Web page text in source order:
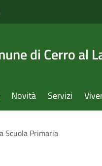
di Cerro al
Novità Servizi
Scuola Primaria